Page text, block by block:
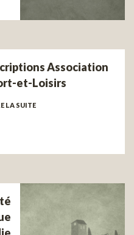
Association
et-Loisirs
LA SUITE